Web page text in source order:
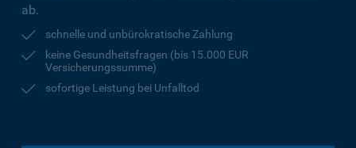
ab.
schnelle und unbürokratische Zahlung
keine Gesundheitsfragen (bis 15.000 EUR
Versicherungssumme)
sofortige Leistung bei Unfalltod